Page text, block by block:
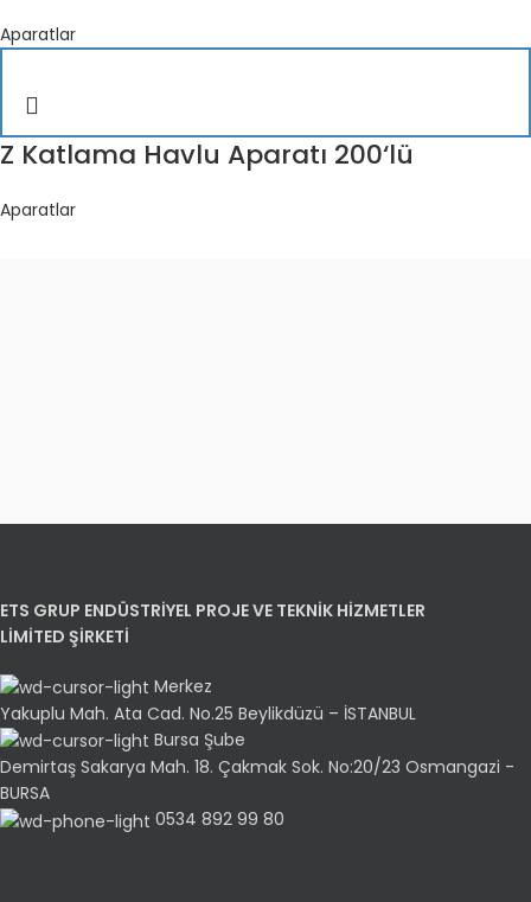
Aparatlar
Z Katlama Havlu Aparatı 200‘lü
Aparatlar
ETS GRUP ENDÜSTRİYEL PROJE VE TEKNİK HİZMETLER
LİMİTED ŞİRKETİ
Merkez
Yakuplu Mah. Ata Cad. No.25 Beylikdüzü – İSTANBUL
Bursa Şube
Demirtaş Sakarya Mah. 18. Çakmak Sok. No:20/23 Osmangazi -
BURSA
0534 892 99 80